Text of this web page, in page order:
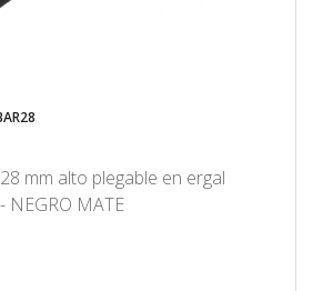
mm alto plegable en ergal
NEGRO MATE